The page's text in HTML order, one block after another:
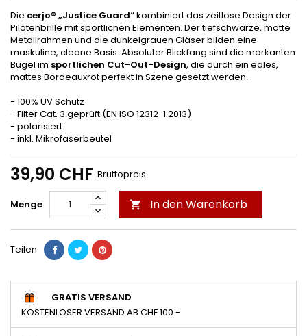
Die cerjo® „Justice Guard“kombiniert das zeitlose Design der
Pilotenbrille mit sportlichen Elementen. Der tiefschwarze, matte
Metallrahmen und die dunkelgrauen Gläser bilden eine
maskuline, cleane Basis. Absoluter Blickfang sind die markanten
Bügel im sportlichen Cut-Out-Design, die durch ein edles,
mattes Bordeauxrot perfekt in Szene gesetzt werden.
- 100% UV Schutz
- Filter Cat. 3 geprüft (EN ISO 12312-1:2013)
- polarisiert
- inkl. Mikrofaserbeutel
39,90 CHF Bruttopreis
Menge  In den Warenkorb
Teilen
GRATIS VERSAND
KOSTENLOSER VERSAND AB CHF 100.-